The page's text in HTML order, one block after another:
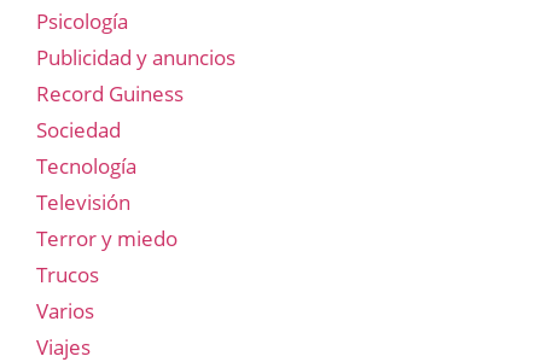
Psicología
Publicidad y anuncios
Record Guiness
Sociedad
Tecnología
Televisión
Terror y miedo
Trucos
Varios
Viajes